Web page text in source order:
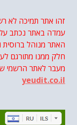
זהו אתר תמיכה לא
עמדה באתר נכתב
האתר מנוהל
חלק ממנו מתורגם
מעבר לאתר הרשמי
yeudit.co.il